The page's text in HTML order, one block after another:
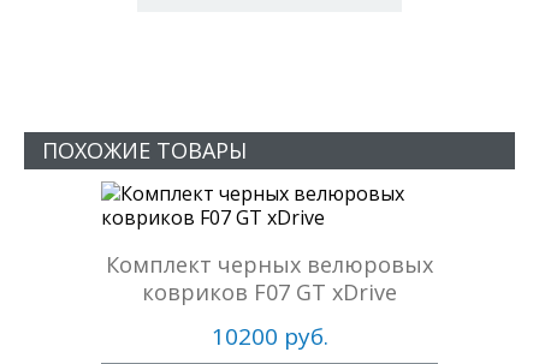
ПОХОЖИЕ ТОВАРЫ
Комплект черных велюровых
ковриков F07 GT xDrive
10200 руб.